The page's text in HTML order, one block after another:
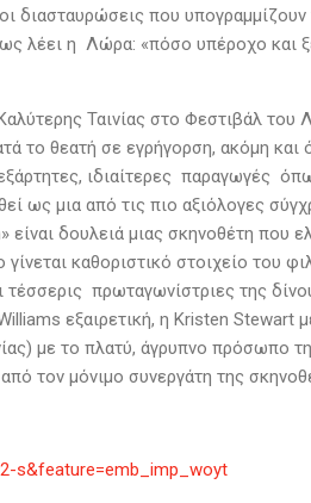
διασταυρώσεις που
λέει η Λώρα: «πόσο υπέροχο και
Ταινίας στο Φεστιβάλ του
το θεατή σε εγρήγορση, ακόμη και
ιδιαίτερες παραγωγές
ως μια από τις πιο αξιόλογες
δουλειά μιας σκηνοθέτη που
καθοριστικό στοιχείο του
πρωταγωνίστριες της
εξαιρετική, η Kristen Stewart
με το πλατύ, άγρυπνο πρόσωπο
τον μόνιμο συνεργάτη της
s&feature=emb_imp_woyt